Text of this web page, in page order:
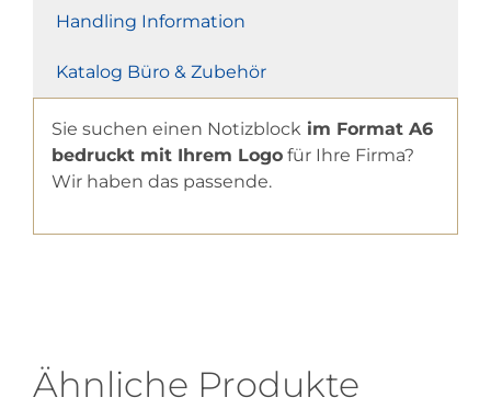
Handling Information
Katalog Büro & Zubehör
Sie suchen einen Notizblock im Format A6
bedruckt mit Ihrem Logofür Ihre Firma?
Wir haben das passende.
Ähnliche Produkte